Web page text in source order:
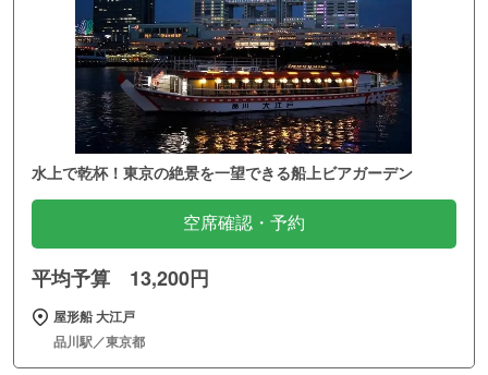
水上で乾杯！東京の絶景を一望できる船上ビアガーデン
空席確認・予約
平均予算 13,200円
屋形船 大江戸
品川駅／東京都